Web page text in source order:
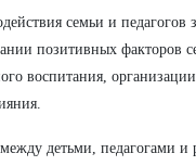
семьи и педагогов
позитивных факторов
воспитания,
детьми, педагогами и